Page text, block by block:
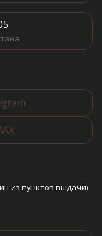
из пунктов выдачи)